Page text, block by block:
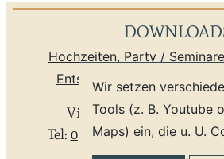
Hochzeiten, Party/ Seminare
Entspannung
Sprachschule
Villa Rosental * Leipzig
Tel: 0341 9804059 *
Wir setzen
Tools (z. B. Youtube
Maps) ein, die u. U.